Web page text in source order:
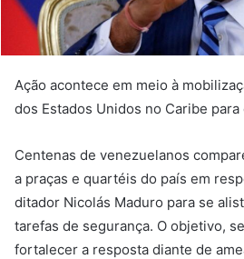
Ação acontece em meio à
dos Estados Unidos no Caribe
Centenas de venezuelanos
a praças e quartéis do país em
ditador Nicolás Maduro para se
tarefas de segurança. O objetivo,
fortalecer a resposta diante de